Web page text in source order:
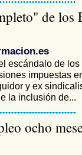
de los
escándalo de los
impuestas
y ex
la inclusión de...
ocho